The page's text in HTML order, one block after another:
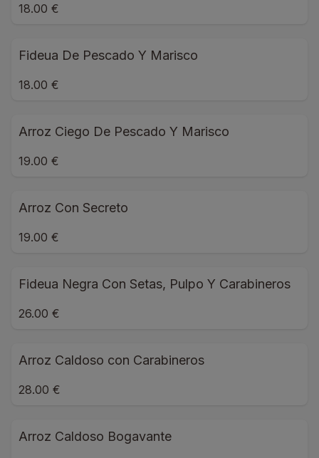
18.00 €
Fideua De Pescado Y Marisco
18.00 €
Arroz Ciego De Pescado Y Marisco
19.00 €
Arroz Con Secreto
19.00 €
Fideua Negra Con Setas, Pulpo Y Carabineros
26.00 €
Arroz Caldoso con Carabineros
28.00 €
Arroz Caldoso Bogavante